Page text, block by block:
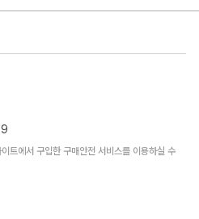
트에서 구입한 구매안전 서비스를 이용하실 수